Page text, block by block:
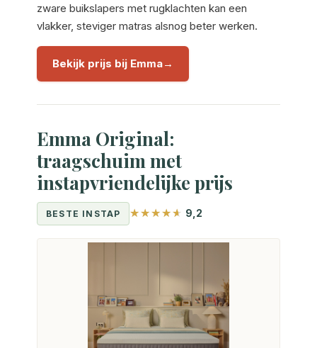
zware buikslapers met rugklachten kan een
vlakker, steviger matras alsnog beter werken.
Bekijk prijs bij Emma
Emma Original:
traagschuim met
instapvriendelijke prijs
BESTE INSTAP 9,2